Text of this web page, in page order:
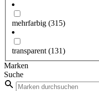
mehrfarbig (315)
transparent (131)
Marken
Suche